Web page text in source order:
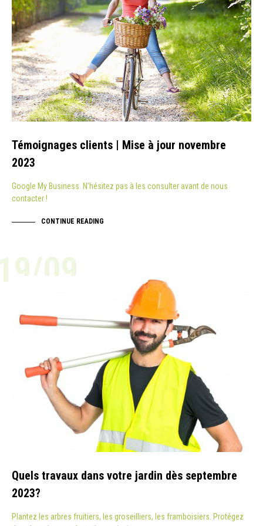
Témoignages clients | Mise à jour novembre
2023
Google My Business N’hésitez pas à les consulter avant de nous
contacter !
CONTINUE READING
09
Quels travaux dans votre jardin dès septembre
2023?
Plantez les arbres fruitiers, les groseilliers, les framboisiers. Protégez